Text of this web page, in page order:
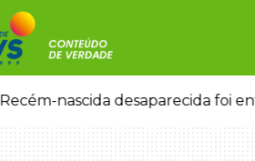
Recém-nascida desaparecida foi